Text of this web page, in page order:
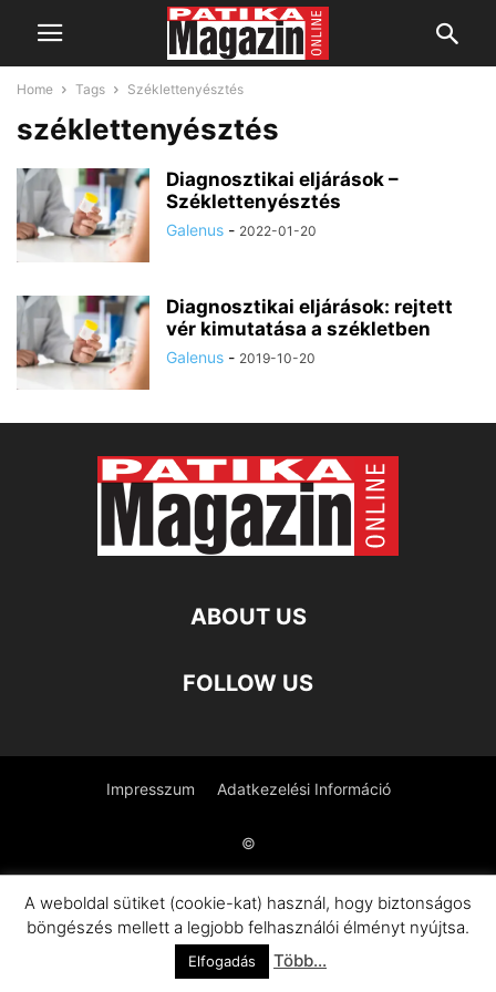
Home Tags Széklettenyésztés
széklettenyésztés
Diagnosztikai eljárások –
Széklettenyésztés
Galenus - 2022-01-20
Diagnosztikai eljárások: rejtett
vér kimutatása a székletben
Galenus - 2019-10-20
ABOUT US
FOLLOW US
Impresszum Adatkezelési Információ
©
A weboldal sütiket (cookie-kat) használ, hogy biztonságos
böngészés mellett a legjobb felhasználói élményt nyújtsa.
Elfogadás Több...